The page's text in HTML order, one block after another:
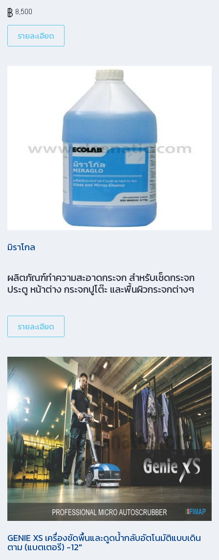
8,500
รายละเอียด
มิราโกล
ผลิตภัณฑ์ทำความสะอาดกระจก สำหรับเช็ดกระจก
ประตู หน้าต่าง กระจกปูโต๊ะ และพื้นผิวกระจกต่างๆ
รายละเอียด
GENIE XS เครื่องขัดพื้นและดูดน้ำกลับอัตโนมัติแบบเดิน
ตาม (แบตเตอรี) -12″